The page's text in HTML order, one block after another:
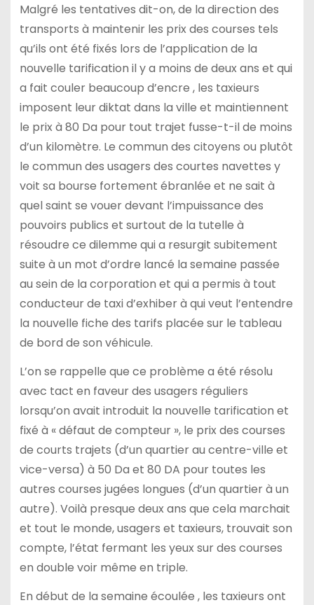
Malgré les tentatives dit-on, de la direction des
transports à maintenir les prix des courses tels
qu’ils ont été fixés lors de l’application de la
nouvelle tarification il y a moins de deux ans et qui
a fait couler beaucoup d’encre , les taxieurs
imposent leur diktat dans la ville et maintiennent
le prix à 80 Da pour tout trajet fusse-t-il de moins
d’un kilomètre. Le commun des citoyens ou plutôt
le commun des usagers des courtes navettes y
voit sa bourse fortement ébranlée et ne sait à
quel saint se vouer devant l’impuissance des
pouvoirs publics et surtout de la tutelle à
résoudre ce dilemme qui a resurgit subitement
suite à un mot d’ordre lancé la semaine passée
au sein de la corporation et qui a permis à tout
conducteur de taxi d’exhiber à qui veut l’entendre
la nouvelle fiche des tarifs placée sur le tableau
de bord de son véhicule.
L’on se rappelle que ce problème a été résolu
avec tact en faveur des usagers réguliers
lorsqu’on avait introduit la nouvelle tarification et
fixé à « défaut de compteur », le prix des courses
de courts trajets (d’un quartier au centre-ville et
vice-versa) à 50 Da et 80 DA pour toutes les
autres courses jugées longues (d’un quartier à un
autre). Voilà presque deux ans que cela marchait
et tout le monde, usagers et taxieurs, trouvait son
compte, l’état fermant les yeux sur des courses
en double voir même en triple.
En début de la semaine écoulée , les taxieurs ont